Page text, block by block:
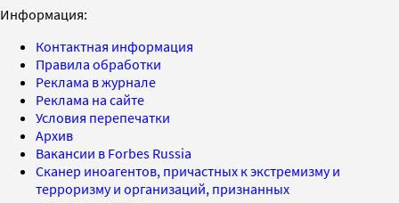
Информация:
Контактная информация
Правила обработки
Реклама в журнале
Реклама на сайте
Условия перепечатки
Архив
Вакансии в Forbes Russia
Сканер иноагентов, причастных к экстремизму и
терроризму и организаций, признанных